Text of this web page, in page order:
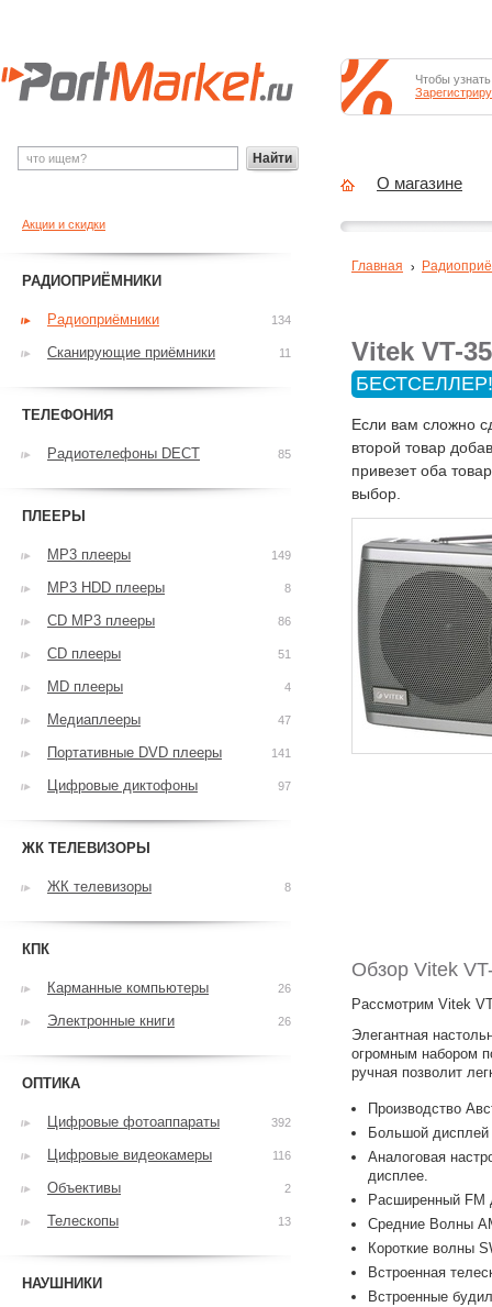
Vitek VT-
БЕСТСЕЛЛЕР!
Если вам сложно
второй товар
привезет оба
выбор.
Обзор Vitek
Рассмотрим Vitek
Элегантная
огромным набором
ручная позволит
Производство
Большой дисплей
Аналоговая
дисплее.
Расширенный FM
Средние Волны
Короткие волны
Встроенная
Встроенные
Главная
Акции и скидки
РАДИОПРИЁМНИКИ
Радиоприёмники 134
Сканирующие приёмники 11
ТЕЛЕФОНИЯ
Радиотелефоны DECT 85
ПЛЕЕРЫ
MP3 плееры 149
MP3 HDD плееры 8
CD MP3 плееры 86
CD плееры 51
MD плееры 4
Медиаплееры 47
Портативные DVD плееры 141
Цифровые диктофоны 97
ЖК ТЕЛЕВИЗОРЫ
ЖК телевизоры 8
КПК
Карманные компьютеры 26
Электронные книги 26
ОПТИКА
Цифровые фотоаппараты 392
Цифровые видеокамеры 116
Объективы 2
Телескопы 13
НАУШНИКИ
Найти
Чтобы
О магазине